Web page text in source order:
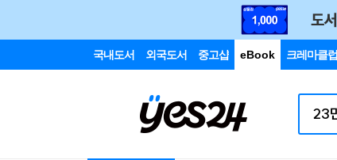
국내도서 외국도서 중고샵 eBook 크레마클럽